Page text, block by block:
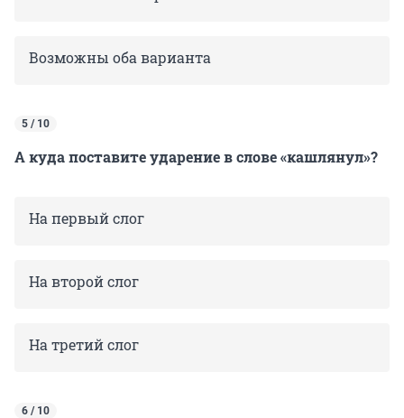
Возможны оба варианта
5 / 10
А куда поставите ударение в слове «кашлянул»?
На первый слог
На второй слог
На третий слог
6 / 10